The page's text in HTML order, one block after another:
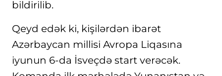
bildirilib.
Qeyd edək ki, kişilərdən ibarət
Azərbaycan millisi Avropa Liqasına
iyunun 6-da İsveçdə start verəcək.